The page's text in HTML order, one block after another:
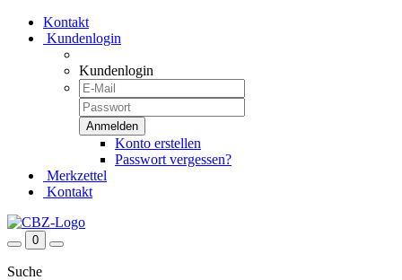
Kontakt
Kundenlogin
Kundenlogin
Konto erstellen
Passwort vergessen?
Merkzettel
Kontakt
0
Suche